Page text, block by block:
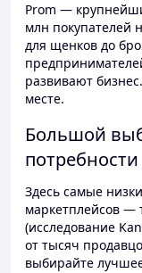
Prom —
млн покупателей
для щенков до
развивают
месте.
Большой
потребности
Здесь самые
маркетплейсов —
(исследование
от тысяч
выбирайте